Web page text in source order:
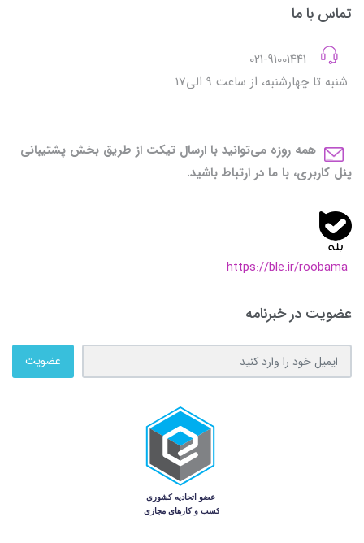
تماس با ما
شنبه تا چهارشنبه، از ساعت 9 الی17
همه روزه می‌توانید با ارسال تیکت از طریق بخش پشتیبانی
پنل کاربری، با ما در ارتباط باشید.
https://ble.ir/roobama
عضویت در خبرنامه
عضویت